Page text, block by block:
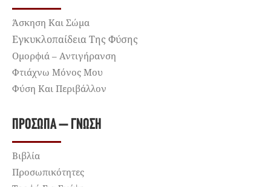
Άσκηση Και Σώμα
Εγκυκλοπαίδεια Της Φύσης
Ομορφιά – Αντιγήρανση
Φτιάχνω Μόνος Μου
Φύση Και Περιβάλλον
ΠΡΌΣΩΠΑ – ΓΝΏΣΗ
Βιβλία
Προσωπικότητες